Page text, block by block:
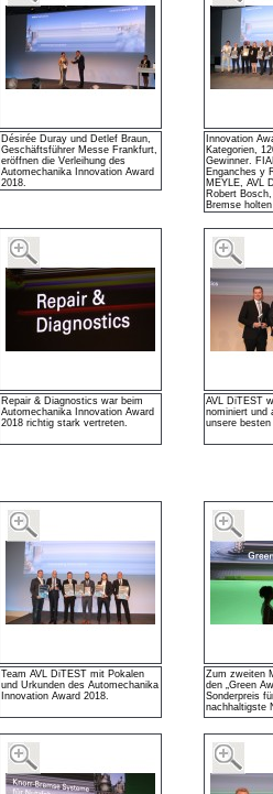
Désirée Duray und Detlef Braun,
Geschäftsführer Messe Frankfurt,
eröffnen die Verleihung des
Automechanika Innovation Award
2018.
Innovation
Kategorien,
Gewinner.
Enganches y
MEYLE, AVL
Robert
Bremse
Repair & Diagnostics war beim
Automechanika Innovation Award
2018 richtig stark vertreten.
AVL DiTEST
nominiert und
unsere
Team AVL DiTEST mit Pokalen
und Urkunden des Automechanika
Innovation Award 2018.
Zum zweiten
den „Green
Sonderpreis
nachhaltigste